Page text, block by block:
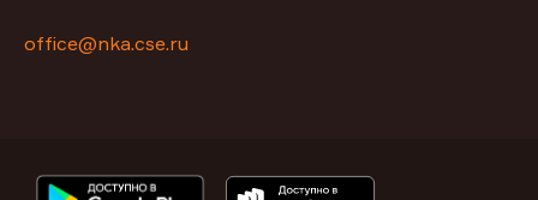
office@nka.cse.ru